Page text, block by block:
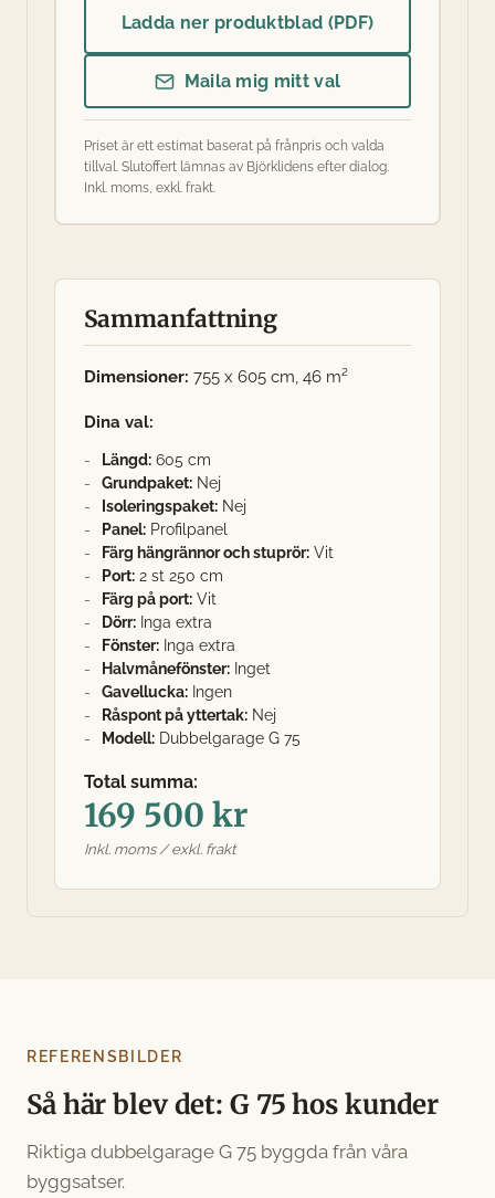
Ladda ner produktblad (PDF)
Maila mig mitt val
Priset är ett estimat baserat på frånpris och valda
tillval. Slutoffert lämnas av Björklidens efter dialog.
Inkl. moms, exkl. frakt.
Sammanfattning
Dimensioner: 755 x 605 cm, 46 m²
Dina val:
Längd:605 cm
Grundpaket:Nej
Isoleringspaket:Nej
Panel:Profilpanel
Färg hängrännor och stuprör:Vit
Port:2 st 250 cm
Färg på port:Vit
Dörr:Inga extra
Fönster:Inga extra
Halvmånefönster:Inget
Gavellucka:Ingen
Råspont på yttertak:Nej
Modell:Dubbelgarage G 75
Total summa:
169 500 kr
Inkl. moms / exkl. frakt
REFERENSBILDER
Så här blev det: G 75 hos kunder
Riktiga dubbelgarage G 75 byggda från våra
byggsatser.